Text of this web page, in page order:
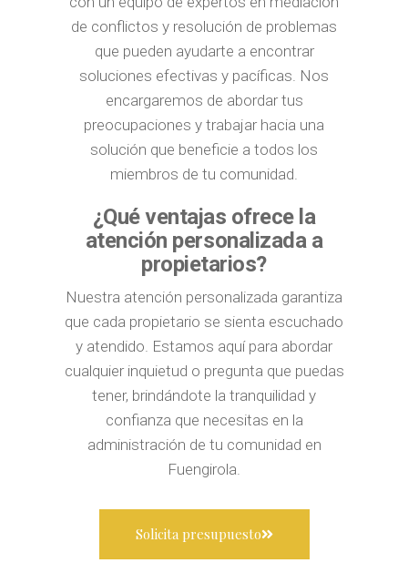
de conflictos y resolución de problemas
que pueden ayudarte a encontrar
soluciones efectivas y pacíficas. Nos
encargaremos de abordar tus
preocupaciones y trabajar hacia una
solución que beneficie a todos los
miembros de tu comunidad.
¿Qué ventajas ofrece la
atención personalizada a
propietarios?
Nuestra atención personalizada garantiza
que cada propietario se sienta escuchado
y atendido. Estamos aquí para abordar
cualquier inquietud o pregunta que puedas
tener, brindándote la tranquilidad y
confianza que necesitas en la
administración de tu comunidad en
Fuengirola.
Solicita presupuesto